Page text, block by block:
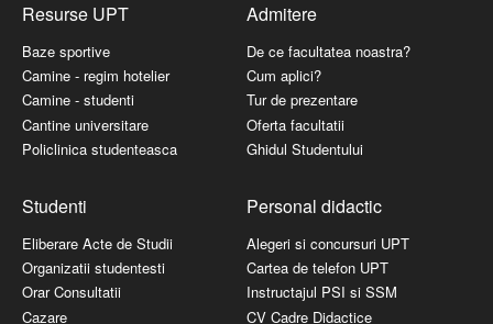
Resurse UPT
Baze sportive
Camine - regim hotelier
Camine - studenti
Cantine universitare
Policlinica studenteasca
Admitere
De ce facultatea noastra?
Cum aplici?
Tur de prezentare
Oferta facultatii
Ghidul Studentului
Studenti
Eliberare Acte de Studii
Organizatii studentesti
Orar Consultatii
Cazare
Personal didactic
Alegeri si concursuri UPT
Cartea de telefon UPT
Instructajul PSI si SSM
CV Cadre Didactice